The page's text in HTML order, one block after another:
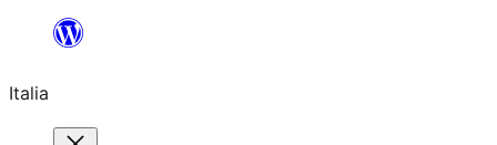
contenuto
Italia